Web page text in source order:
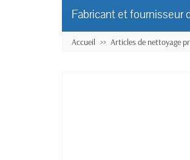
Fabricant et
Accueil Articles de nettoyage